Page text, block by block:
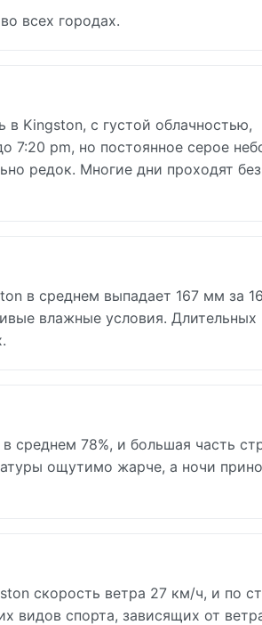
всех городах.
в Kingston, с густой облачностью,
7:20 pm, но постоянное серое
редок. Многие дни проходят без
в среднем выпадает 167 мм за 16
влажные условия. Длительных
среднем 78%, и большая часть
ощутимо жарче, а ночи
скорость ветра 27 км/ч, и по
видов спорта, зависящих от